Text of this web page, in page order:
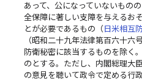
あって、公になっていないもの
全保障に著しい支障を与えるお
とが必要であるもの（日米相互
（昭和二十九年法律第百六十六
防衛秘密に該当するものを除く
のとする。ただし、内閣総理大
の意見を聴いて政令で定める行